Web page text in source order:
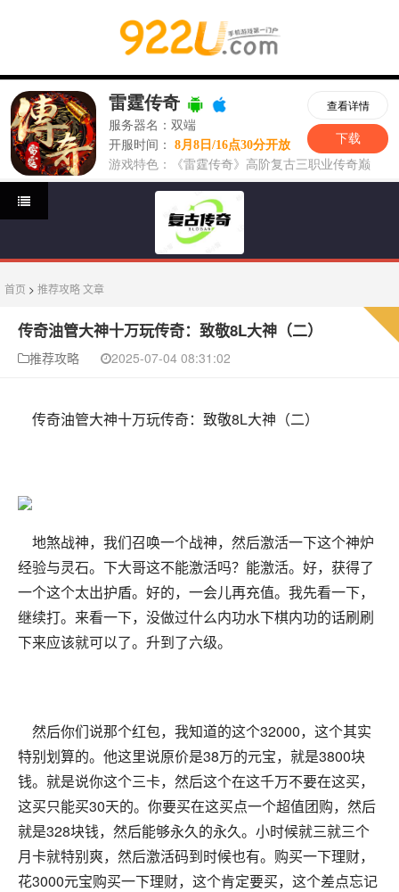
首页 > 推荐攻略文章
传奇油管大神十万玩传奇：致敬8L大神（二）
推荐攻略 2025-07-04 08:31:02
传奇油管大神十万玩传奇：致敬8L大神（二）
地煞战神，我们召唤一个战神，然后激活一下这个神炉
经验与灵石。下大哥这不能激活吗？能激活。好，获得了
一个这个太出护盾。好的，一会儿再充值。我先看一下，
继续打。来看一下，没做过什么内功水下棋内功的话刷刷
下来应该就可以了。升到了六级。
然后你们说那个红包，我知道的这个32000，这个其实
特别划算的。他这里说原价是38万的元宝，就是3800块
钱。就是说你这个三卡，然后这个在这千万不要在这买，
这买只能买30天的。你要买在这买点一个超值团购，然后
就是328块钱，然后能够永久的永久。小时候就三就三个
月卡就特别爽，然后激活码到时候也有。购买一下理财，
花3000元宝购买一下理财，这个肯定要买，这个差点忘记